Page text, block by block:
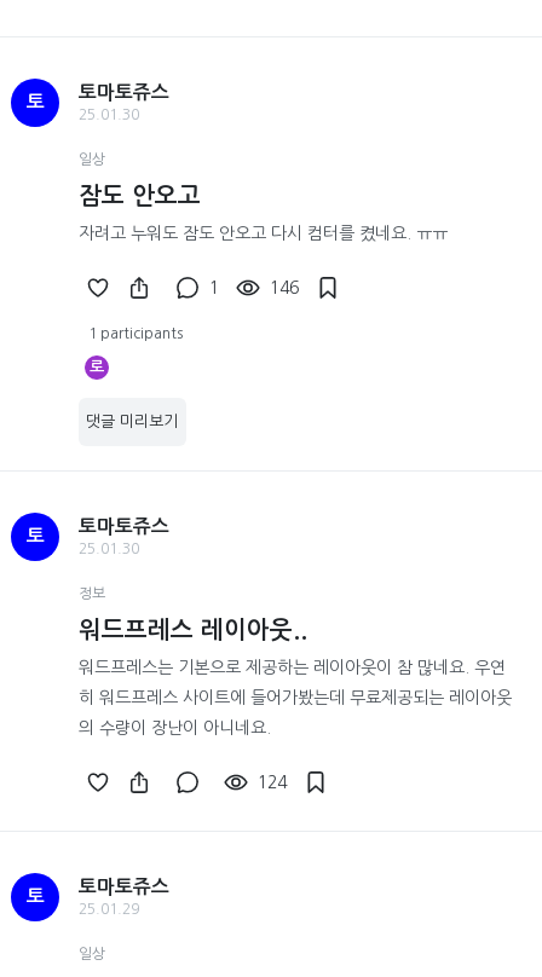
토
토마토쥬스
25.01.30
일상
잠도 안오고
자려고 누워도 잠도 안오고 다시 컴터를 켰네요. ㅠㅠ
1 146
1 participants
로
댓글 미리보기
토
토마토쥬스
25.01.30
정보
워드프레스 레이아웃..
워드프레스는 기본으로 제공하는 레이아웃이 참 많네요. 우연
히 워드프레스 사이트에 들어가봤는데 무료제공되는 레이아웃
의 수량이 장난이 아니네요.
124
토
토마토쥬스
25.01.29
일상